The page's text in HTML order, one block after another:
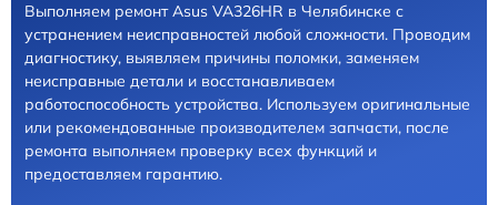
Выполняем ремонт Asus VA326HR в Челябинске с
устранением неисправностей любой сложности. Проводим
диагностику, выявляем причины поломки, заменяем
неисправные детали и восстанавливаем
работоспособность устройства. Используем оригинальные
или рекомендованные производителем запчасти, после
ремонта выполняем проверку всех функций и
предоставляем гарантию.